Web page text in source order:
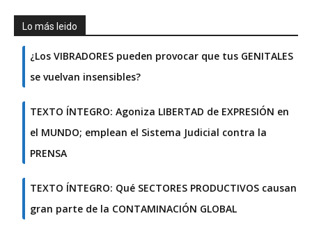
Lo más leido
¿Los VIBRADORES pueden provocar que tus GENITALES
se vuelvan insensibles?
TEXTO ÍNTEGRO: Agoniza LIBERTAD de EXPRESIÓN en
el MUNDO; emplean el Sistema Judicial contra la
PRENSA
TEXTO ÍNTEGRO: Qué SECTORES PRODUCTIVOS causan
gran parte de la CONTAMINACIÓN GLOBAL